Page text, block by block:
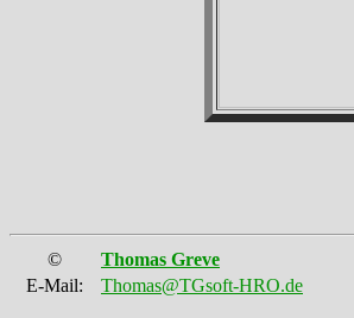
© Thomas Greve
E-Mail:
Thomas@TGsoft-HRO.de